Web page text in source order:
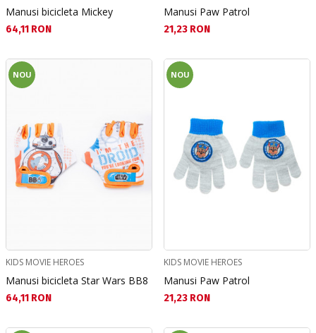
Manusi bicicleta Mickey
Текуща цена:
64,11 RON
Manusi Paw Patrol
Текуща цена:
21,23 RON
NOU
KIDS MOVIE HEROES
Manusi bicicleta Star Wars BB8
Текуща цена:
64,11 RON
NOU
KIDS MOVIE HEROES
Manusi Paw Patrol
Текуща цена:
21,23 RON